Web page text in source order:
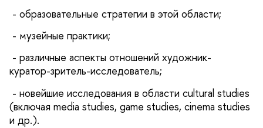
- образовательные стратегии в этой области;
- музейные практики;
- различные аспекты отношений художник-
куратор-зритель-исследователь;
- новейшие исследования в области cultural studies
(включая media studies, game studies, cinema studies
и др.).